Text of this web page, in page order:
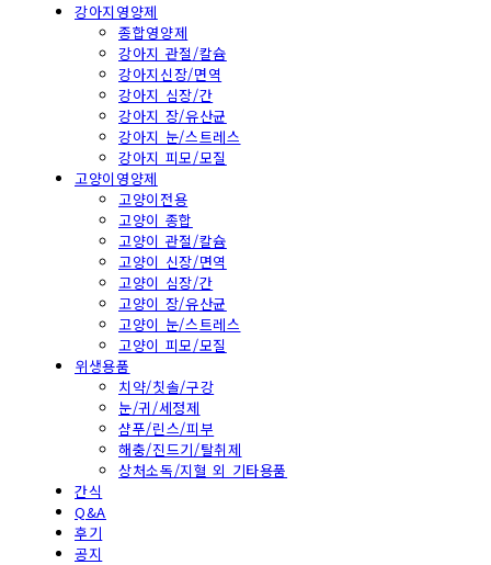
강아지영양제
종합영양제
강아지 관절/칼슘
강아지신장/면역
강아지 심장/간
강아지 장/유산균
강아지 눈/스트레스
강아지 피모/모질
고양이영양제
고양이전용
고양이 종합
고양이 관절/칼슘
고양이 신장/면역
고양이 심장/간
고양이 장/유산균
고양이 눈/스트레스
고양이 피모/모질
위생용품
치약/칫솔/구강
눈/귀/세정제
샴푸/린스/피부
해충/진드기/탈취제
상처소독/지혈 외 기타용품
간식
Q&A
후기
공지